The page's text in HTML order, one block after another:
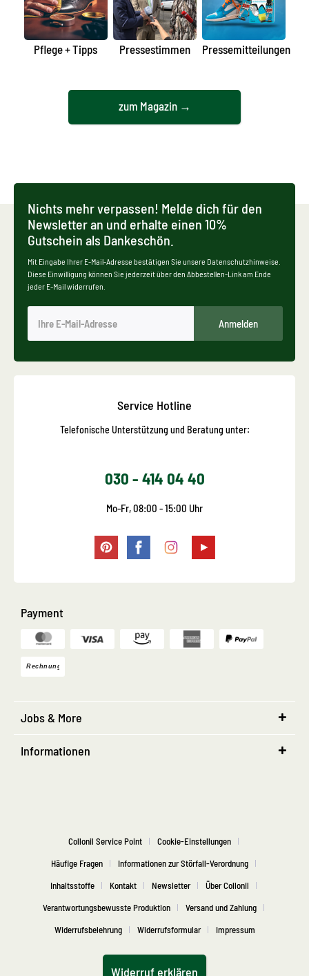
Pflege + Tipps Pressestimmen Pressemitteilungen
zum Magazin →
Nichts mehr verpassen! Melde dich für den
Newsletter an und erhalte einen 10%
Gutschein als Dankeschön.
Mit Eingabe Ihrer E-Mail-Adresse bestätigen Sie unsere Datenschutzhinweise.
Diese Einwilligung können Sie jederzeit über den Abbestellen-Link am Ende
jeder E-Mail widerrufen.
Anmelden
Service Hotline
Telefonische Unterstützung und Beratung unter:
030 - 414 04 40
Mo-Fr, 08:00 - 15:00 Uhr
Payment
Jobs & More
Informationen
Collonil Service Point
Cookie-Einstellungen
Häufige Fragen
Informationen zur Störfall-Verordnung
Inhaltsstoffe
Kontakt Newsletter
Über Collonil
Verantwortungsbewusste Produktion
Versand und Zahlung
Widerrufsbelehrung
Widerrufsformular Impressum
Widerruf erklären